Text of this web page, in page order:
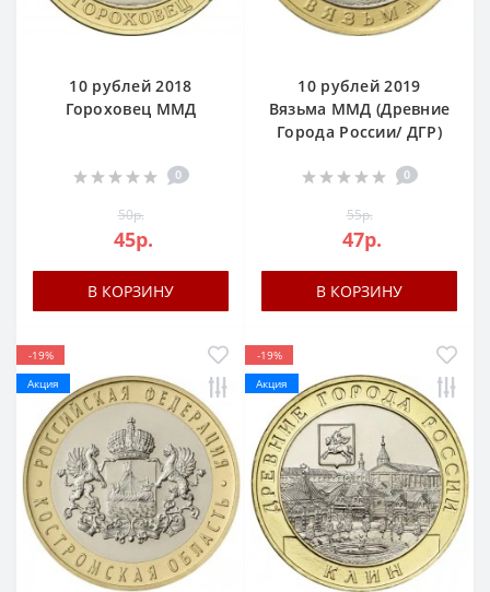
10 рублей 2018
Гороховец ММД
0
50р.
45р.
В КОРЗИНУ
10 рублей 2019
Вязьма ММД (Древние
Города России/ ДГР)
0
55р.
47р.
В КОРЗИНУ
-19%
Акция
-19%
Акция